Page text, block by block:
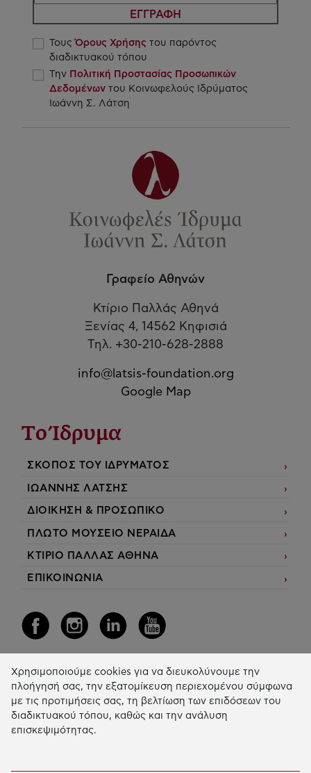
ΕΓΓΡΑΦΗ
ΤουςΌρους Χρήσης του παρόντος
διαδικτυακού τόπου
Την Πολιτική Προστασίας Προσωπικών
Δεδομένων του Κοινωφελούς Ιδρύματος
Ιωάννη Σ. Λάτση
Γραφείο Αθηνών
Κτίριο Παλλάς Αθηνά
Ξενίας 4, 14562 Κηφισιά
Τηλ. +30-210-628-2888
info@latsis-foundation.org
Google Map
Το Ίδρυμα
ΣΚΟΠΟΣ ΤΟΥ ΙΔΡΥΜΑΤΟΣ
ΙΩΑΝΝΗΣ ΛΑΤΣΗΣ
ΔΙΟΙΚΗΣΗ & ΠΡΟΣΩΠΙΚΟ
ΠΛΩΤΟ ΜΟΥΣΕΙΟ ΝΕΡΑΙΔΑ
ΚΤΙΡΙΟ ΠΑΛΛΑΣ ΑΘΗΝΑ
ΕΠΙΚΟΙΝΩΝΙΑ
Η Δράση μας
ΕΚΠΑIΔΕΥΣΗ & ΑΝΑΠΤΥΞΗ ΔΕΞΙΟΤΗΤΩΝ
ΚΑΙΝΟΤΟΜΙΑ & ΒΙΩΣΙΜΗ ΑΝΑΠΤΥΞΗ
Χρησιμοποιούμε cookies για να διευκολύνουμε την
πλοήγησή σας, την εξατομίκευση περιεχομένου σύμφωνα
με τις προτιμήσεις σας, τη βελτίωση των επιδόσεων του
διαδικτυακού τόπου, καθώς και την ανάλυση
επισκεψιμότητας.